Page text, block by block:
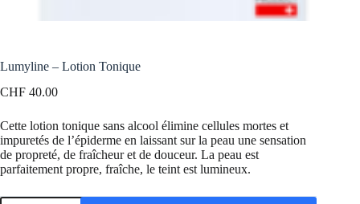
Lumyline – Lotion Tonique
CHF 40.00
Cette lotion tonique sans alcool élimine cellules mortes et
impuretés de l’épiderme en laissant sur la peau une sensation
de propreté, de fraîcheur et de douceur. La peau est
parfaitement propre, fraîche, le teint est lumineux.